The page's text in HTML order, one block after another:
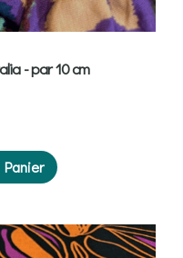
- par 10 cm